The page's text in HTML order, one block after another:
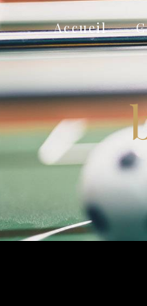
Accueil